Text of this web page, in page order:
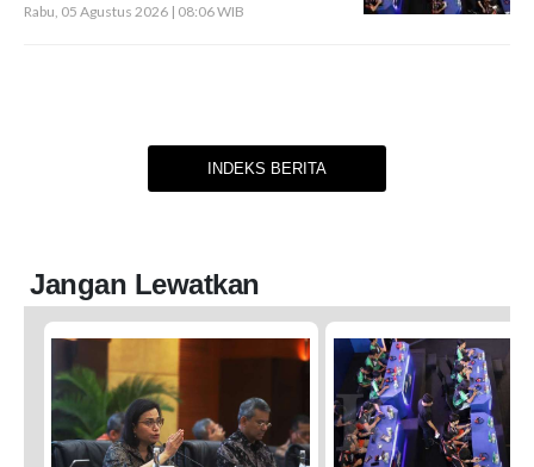
Rabu, 05 Agustus 2026 | 08:06 WIB
INDEKS BERITA
Jangan Lewatkan